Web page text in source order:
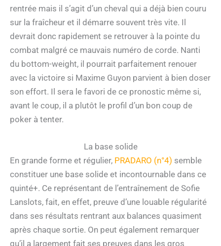
rentrée mais il s’agit d’un cheval qui a déjà bien couru
sur la fraîcheur et il démarre souvent très vite. Il
devrait donc rapidement se retrouver à la pointe du
combat malgré ce mauvais numéro de corde. Nanti
du bottom-weight, il pourrait parfaitement renouer
avec la victoire si Maxime Guyon parvient à bien doser
son effort. Il sera le favori de ce pronostic même si,
avant le coup, il a plutôt le profil d’un bon coup de
poker à tenter.
La base solide
En grande forme et régulier, PRADARO (n°4) semble
constituer une base solide et incontournable dans ce
quinté+. Ce représentant de l’entraînement de Sofie
Lanslots, fait, en effet, preuve d’une louable régularité
dans ses résultats rentrant aux balances quasiment
après chaque sortie. On peut également remarquer
qu’il a largement fait ses preuves dans les gros